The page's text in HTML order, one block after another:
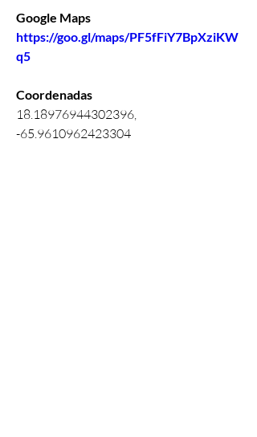
Google Maps
https://goo.gl/maps/PF5fFiY7BpXziKW
q5
Coordenadas
18.18976944302396,
-65.9610962423304